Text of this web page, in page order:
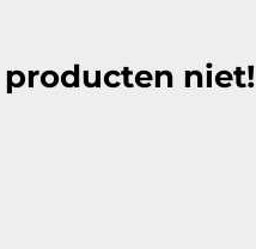
niet!